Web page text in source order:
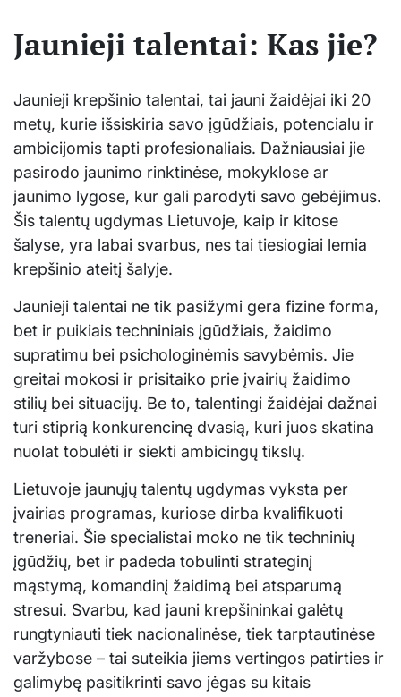
Jaunieji talentai: Kas jie?
Jaunieji krepšinio talentai, tai jauni žaidėjai iki 20
metų, kurie išsiskiria savo įgūdžiais, potencialu ir
ambicijomis tapti profesionaliais. Dažniausiai jie
pasirodo jaunimo rinktinėse, mokyklose ar
jaunimo lygose, kur gali parodyti savo gebėjimus.
Šis talentų ugdymas Lietuvoje, kaip ir kitose
šalyse, yra labai svarbus, nes tai tiesiogiai lemia
krepšinio ateitį šalyje.
Jaunieji talentai ne tik pasižymi gera fizine forma,
bet ir puikiais techniniais įgūdžiais, žaidimo
supratimu bei psichologinėmis savybėmis. Jie
greitai mokosi ir prisitaiko prie įvairių žaidimo
stilių bei situacijų. Be to, talentingi žaidėjai dažnai
turi stiprią konkurencinę dvasią, kuri juos skatina
nuolat tobulėti ir siekti ambicingų tikslų.
Lietuvoje jaunųjų talentų ugdymas vyksta per
įvairias programas, kuriose dirba kvalifikuoti
treneriai. Šie specialistai moko ne tik techninių
įgūdžių, bet ir padeda tobulinti strateginį
mąstymą, komandinį žaidimą bei atsparumą
stresui. Svarbu, kad jauni krepšininkai galėtų
rungtyniauti tiek nacionalinėse, tiek tarptautinėse
varžybose – tai suteikia jiems vertingos patirties ir
galimybę pasitikrinti savo jėgas su kitais